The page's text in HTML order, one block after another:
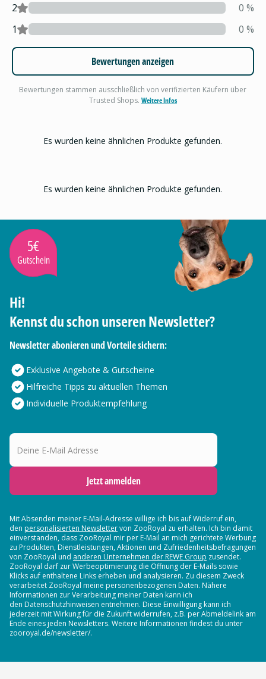
2 0 %
1
0 %
Bewertungen anzeigen
Bewertungen stammen ausschließlich von verifizierten Käufern über
Trusted Shops. Weitere Infos
Es wurden keine ähnlichen Produkte gefunden.
Es wurden keine ähnlichen Produkte gefunden.
5€
Gutschein
Hi!
Kennst du schon unseren Newsletter?
Newsletter abonieren und Vorteile sichern:
Exklusive Angebote & Gutscheine
Hilfreiche Tipps zu aktuellen Themen
Individuelle Produktempfehlung
Deine E-Mail Adresse
Jetzt anmelden
Mit Absenden meiner E-Mail-Adresse willige ich bis auf Widerruf ein,
den personalisierten Newslettervon ZooRoyal zu erhalten. Ich bin damit
einverstanden, dass ZooRoyal mir per E-Mail an mich gerichtete Werbung
zu Produkten, Dienstleistungen, Aktionen und Zufriedenheitsbefragungen
von ZooRoyal und anderen Unternehmen der REWE Group zusendet.
ZooRoyal darf zur Werbeoptimierung die Öffnung der E-Mails sowie
Klicks auf enthaltene Links erheben und analysieren. Zu diesem Zweck
verarbeitet ZooRoyal meine personenbezogenen Daten. Nähere
Informationen zur Verarbeitung meiner Daten kann ich
den Datenschutzhinweisen entnehmen. Diese Einwilligung kann ich
jederzeit mit Wirkung für die Zukunft widerrufen, z.B. per Abmeldelink am
Ende eines jeden Newsletters. Weitere Informationen findest du unter
zooroyal.de/newsletter/.